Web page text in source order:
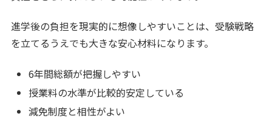
進学後の負担を現実的に想像しやすいことは、受験戦略
を立てるうえでも大きな安心材料になります。
6年間総額が把握しやすい
授業料の水準が比較的安定している
減免制度と相性がよい